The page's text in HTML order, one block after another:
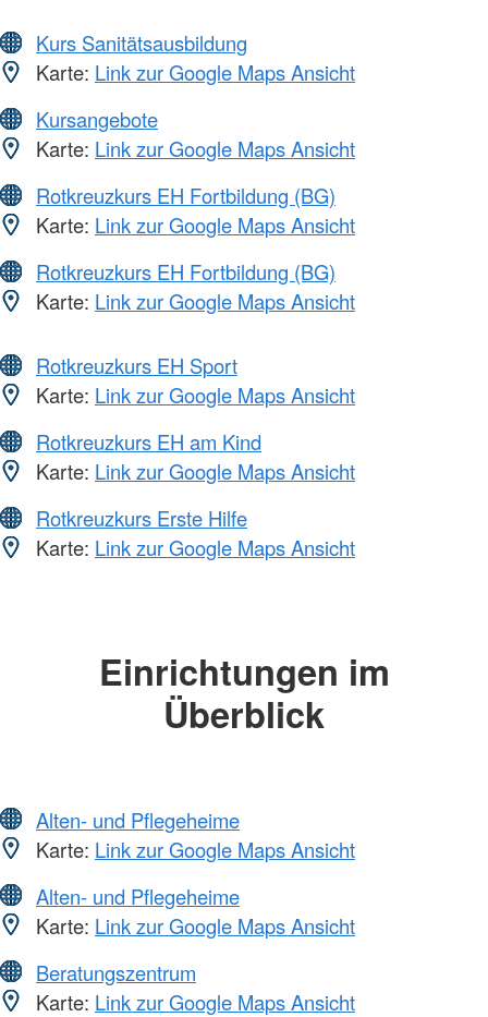
Kurs Sanitätsausbildung
Karte: Link zur Google Maps Ansicht
Kursangebote
Karte: Link zur Google Maps Ansicht
Rotkreuzkurs EH Fortbildung (BG)
Karte: Link zur Google Maps Ansicht
Rotkreuzkurs EH Fortbildung (BG)
Karte: Link zur Google Maps Ansicht
Rotkreuzkurs EH Sport
Karte: Link zur Google Maps Ansicht
Rotkreuzkurs EH am Kind
Karte: Link zur Google Maps Ansicht
Rotkreuzkurs Erste Hilfe
Karte: Link zur Google Maps Ansicht
Einrichtungen im
Überblick
Alten- und Pflegeheime
Karte: Link zur Google Maps Ansicht
Alten- und Pflegeheime
Karte: Link zur Google Maps Ansicht
Beratungszentrum
Karte: Link zur Google Maps Ansicht